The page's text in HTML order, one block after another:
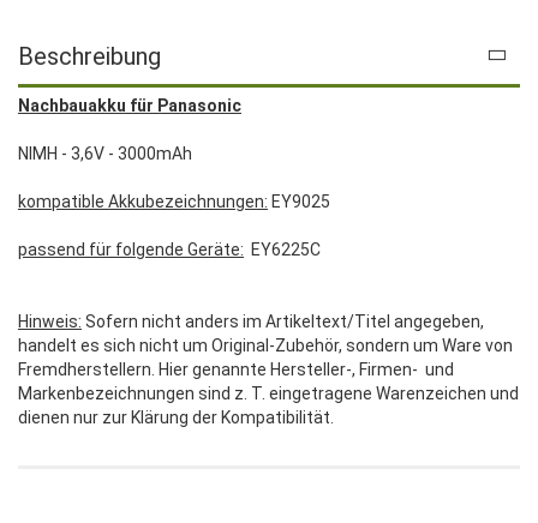
Beschreibung
Nachbauakku für Panasonic
NIMH - 3,6V - 3000mAh
kompatible Akkubezeichnungen: EY9025
passend für folgende Geräte: EY6225C
Hinweis: Sofern nicht anders im Artikeltext/Titel angegeben,
handelt es sich nicht um Original-Zubehör, sondern um Ware von
Fremdherstellern. Hier genannte Hersteller-, Firmen- und
Markenbezeichnungen sind z. T. eingetragene Warenzeichen und
dienen nur zur Klärung der Kompatibilität.